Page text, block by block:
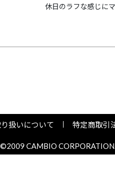
休日のラフな感じに
扱いについて 特定商取引
CAMBIO